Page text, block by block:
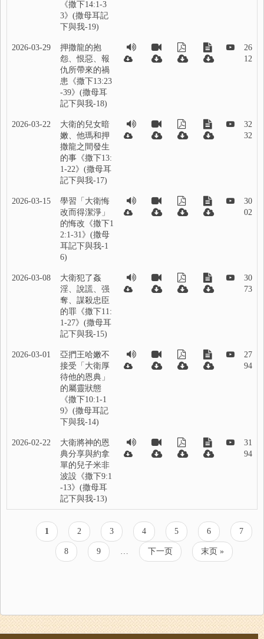
《撒下14:1-3
3》(撒母耳記
下與我-19)
2026-03-29
押撒龍的抱
怨、恨惡、報
仇所帶來的禍
患《撒下13:23
-39》(撒母耳
記下與我-18)
26
12
2026-03-22
大衛的兒女暗
嫩、他瑪和押
撒龍之間發生
的事《撒下13:
1-22》(撒母耳
記下與我-17)
32
32
2026-03-15
學習「大衛悔
改而得潔淨」
的悔改《撒下1
2:1-31》(撒母
耳記下與我-1
6)
30
02
2026-03-08
大衛犯了姦
淫、說謊、强
奪、謀殺忠臣
的罪《撒下11:
1-27》(撒母耳
記下與我-15)
30
73
2026-03-01
亞捫王哈嫩不
接受「大衛厚
待他的恩典」
的屬靈狀態
《撒下10:1-1
9》(撒母耳記
下與我-14)
27
94
2026-02-22
大衛將神的恩
典分享與約拿
單的兒子米非
波設《撒下9:1
-13》(撒母耳
記下與我-13)
31
94
当
前
1
页
面
2
页
面
3
页
面
4
页
面
5
页
面
6
页
面
7
页
面
8
页
面
9 …
下
一
下一页
末
页
末页 »